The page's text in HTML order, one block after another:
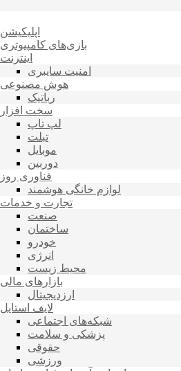
اپلیکیشن
بازی‌های کامپیوتری
اینترنت
امنیت سایبری
هوش مصنوعی
رباتیک
سخت افزار
لپ تاپ
تبلت
موبایل
دوربین
فناوری روز
لوازم خانگی هوشمند
تجارت و خدمات
صنعت
ساختمان
خودرو
انرژی
محیط زیست
بازارهای مالی
ارزدیجیتال
لایف استایل
شبکه‌های اجتماعی
پزشکی و سلامت
حقوقی
ورزشی